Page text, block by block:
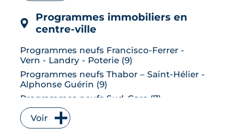
Programmes neufs L' Hermitage (5)
Programmes neufs Le Rheu (5)
Programmes neufs Chantepie (4)
Programmes neufs Vezin-le-Coquet (4)
Programmes neufs Betton (3)
Programmes neufs La Chapelle-des-
Fougeretz (3)
Programmes neufs Liffré (3)
Programmes neufs Mordelles (3)
Programmes neufs Pont-Péan (3)
Programmes immobiliers en
centre-ville
Programmes neufs Francisco-Ferrer -
Vern - Landry - Poterie (9)
Programmes neufs Thabor – Saint-Hélier -
Alphonse Guérin (9)
Programmes neufs Sud-Gare (7)
Programmes neufs Bourg-l'Évesque - la
Touche - Moulin du Comte (6)
Voir